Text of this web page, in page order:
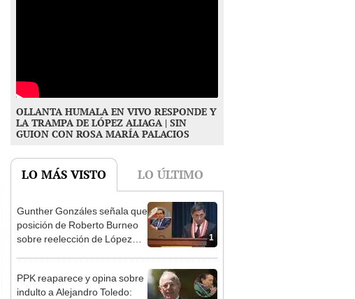
OLLANTA HUMALA EN VIVO RESPONDE Y
LA TRAMPA DE LÓPEZ ALIAGA | SIN
GUION CON ROSA MARÍA PALACIOS
LO MÁS VISTO LO ÚLTIMO
1
Gunther Gonzáles señala que
posición de Roberto Burneo
sobre reelección de López
PPK reaparece y opina sobre
indulto a Alejandro Toledo: